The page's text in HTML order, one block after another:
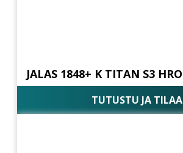
JALAS 1848+ K TITAN S3 HRO
TUTUSTU JA TILAA